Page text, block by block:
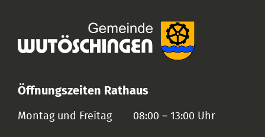
Öffnungszeiten Rathaus
Montag und Freitag 08:00 – 13:00 Uhr